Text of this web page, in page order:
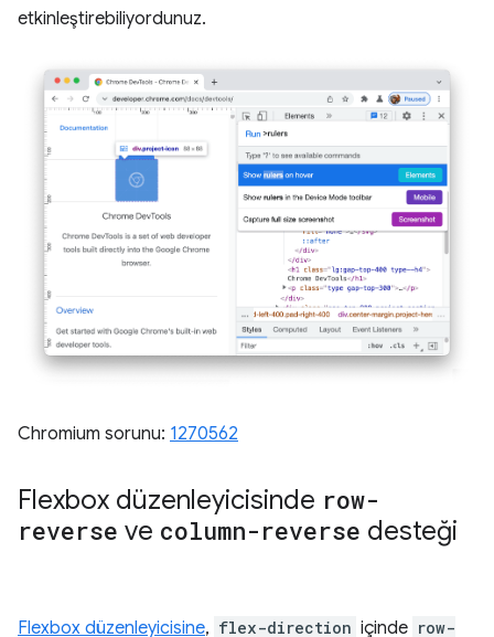
etkinleştirebiliyordunuz.
Chromium sorunu: 1270562
Flexbox düzenleyicisinde row-
reverse ve column-reverse desteği
Flexbox düzenleyicisine, flex-direction içinde row-